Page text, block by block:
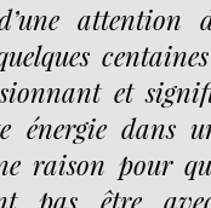
attention
et
énergie dans
raison pour